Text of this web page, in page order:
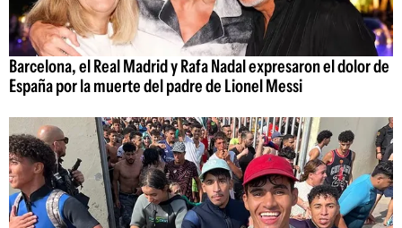
Barcelona, el Real Madrid y Rafa Nadal expresaron el dolor de
España por la muerte del padre de Lionel Messi